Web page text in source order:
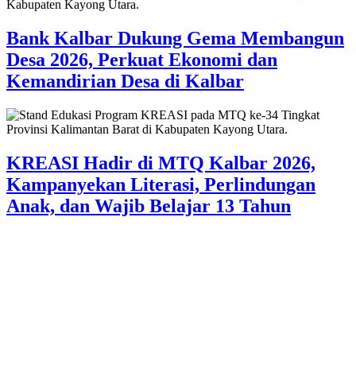
Bank Kalbar Dukung Gema Membangun
Desa 2026, Perkuat Ekonomi dan
Kemandirian Desa di Kalbar
KREASI Hadir di MTQ Kalbar 2026,
Kampanyekan Literasi, Perlindungan
Anak, dan Wajib Belajar 13 Tahun